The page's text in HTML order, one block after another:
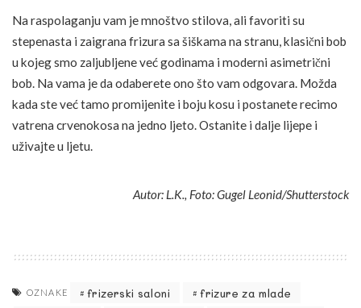
Na raspolaganju vam je mnoštvo stilova, ali favoriti su
stepenasta i zaigrana frizura sa šiškama na stranu, klasični bob
u kojeg smo zaljubljene već godinama i moderni asimetrični
bob. Na vama je da odaberete ono što vam odgovara. Možda
kada ste već tamo promijenite i boju kosu i postanete recimo
vatrena crvenokosa na jedno ljeto. Ostanite i dalje lijepe i
uživajte u ljetu.
Autor: L.K., Foto: Gugel Leonid/Shutterstock
OZNAKE frizerski saloni
frizure za mlade